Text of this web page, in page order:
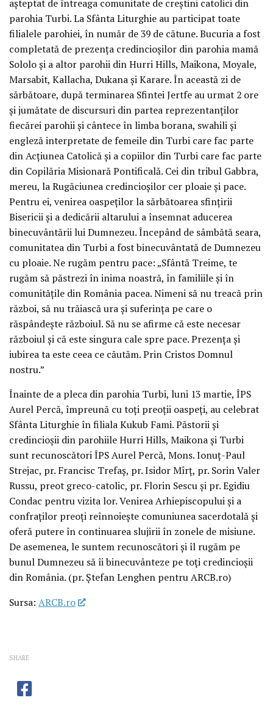
așteptat de întreaga comunitate de creștini catolici din
parohia Turbi. La Sfânta Liturghie au participat toate
filialele parohiei, în număr de 39 de cătune. Bucuria a fost
completată de prezența credincioșilor din parohia mamă
Sololo și a altor parohii din Hurri Hills, Maikona, Moyale,
Marsabit, Kallacha, Dukana și Karare. În această zi de
sărbătoare, după terminarea Sfintei Jertfe au urmat 2 ore
și jumătate de discursuri din partea reprezentanților
fiecărei parohii și cântece în limba borana, swahili și
engleză interpretate de femeile din Turbi care fac parte
din Acțiunea Catolică și a copiilor din Turbi care fac parte
din Copilăria Misionară Pontificală. Cei din tribul Gabbra,
mereu, la Rugăciunea credincioșilor cer ploaie și pace.
Pentru ei, venirea oaspeților la sărbătoarea sfințirii
Bisericii și a dedicării altarului a însemnat aducerea
binecuvântării lui Dumnezeu. Începând de sâmbătă seara,
comunitatea din Turbi a fost binecuvântată de Dumnezeu
cu ploaie. Ne rugăm pentru pace: „Sfântă Treime, te
rugăm să păstrezi în inima noastră, în familiile și în
comunitățile din România pacea. Nimeni să nu treacă prin
război, să nu trăiască ura și suferința pe care o
răspândește războiul. Să nu se afirme că este necesar
războiul și că este singura cale spre pace. Prezența și
iubirea ta este ceea ce căutăm. Prin Cristos Domnul
nostru.”
Înainte de a pleca din parohia Turbi, luni 13 martie, ÎPS
Aurel Percă, împreună cu toți preoții oaspeți, au celebrat
Sfânta Liturghie în filiala Kukub Fami. Păstorii și
credincioșii din parohiile Hurri Hills, Maikona și Turbi
sunt recunoscători ÎPS Aurel Percă, Mons. Ionuț-Paul
Strejac, pr. Francisc Trefaș, pr. Isidor Mîrț, pr. Sorin Valer
Russu, preot greco-catolic, pr. Florin Sescu și pr. Egidiu
Condac pentru vizita lor. Venirea Arhiepiscopului și a
confraților preoți reînnoiește comuniunea sacerdotală și
oferă putere în continuarea slujirii în zonele de misiune.
De asemenea, le suntem recunoscători și îl rugăm pe
bunul Dumnezeu să îi binecuvânteze pe toți credincioșii
din România. (pr. Ștefan Lenghen pentru ARCB.ro)
Sursa: ARCB.ro
SHARE